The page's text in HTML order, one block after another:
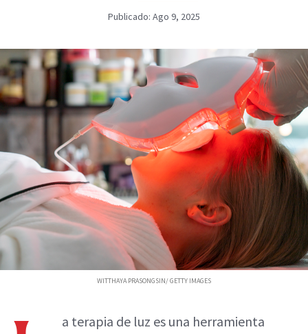
Publicado: Ago 9, 2025
WITTHAYA PRASONGSIN/ GETTY IMAGES
a terapia de luz es una herramienta